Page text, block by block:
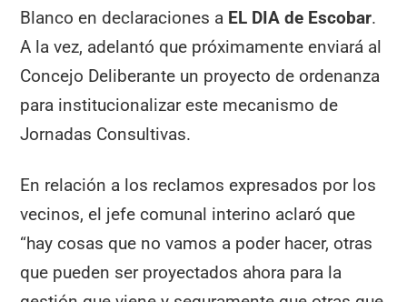
Blanco en declaraciones a EL DIA de Escobar.
A la vez, adelantó que próximamente enviará al
Concejo Deliberante un proyecto de ordenanza
para institucionalizar este mecanismo de
Jornadas Consultivas.
En relación a los reclamos expresados por los
vecinos, el jefe comunal interino aclaró que
“hay cosas que no vamos a poder hacer, otras
que pueden ser proyectados ahora para la